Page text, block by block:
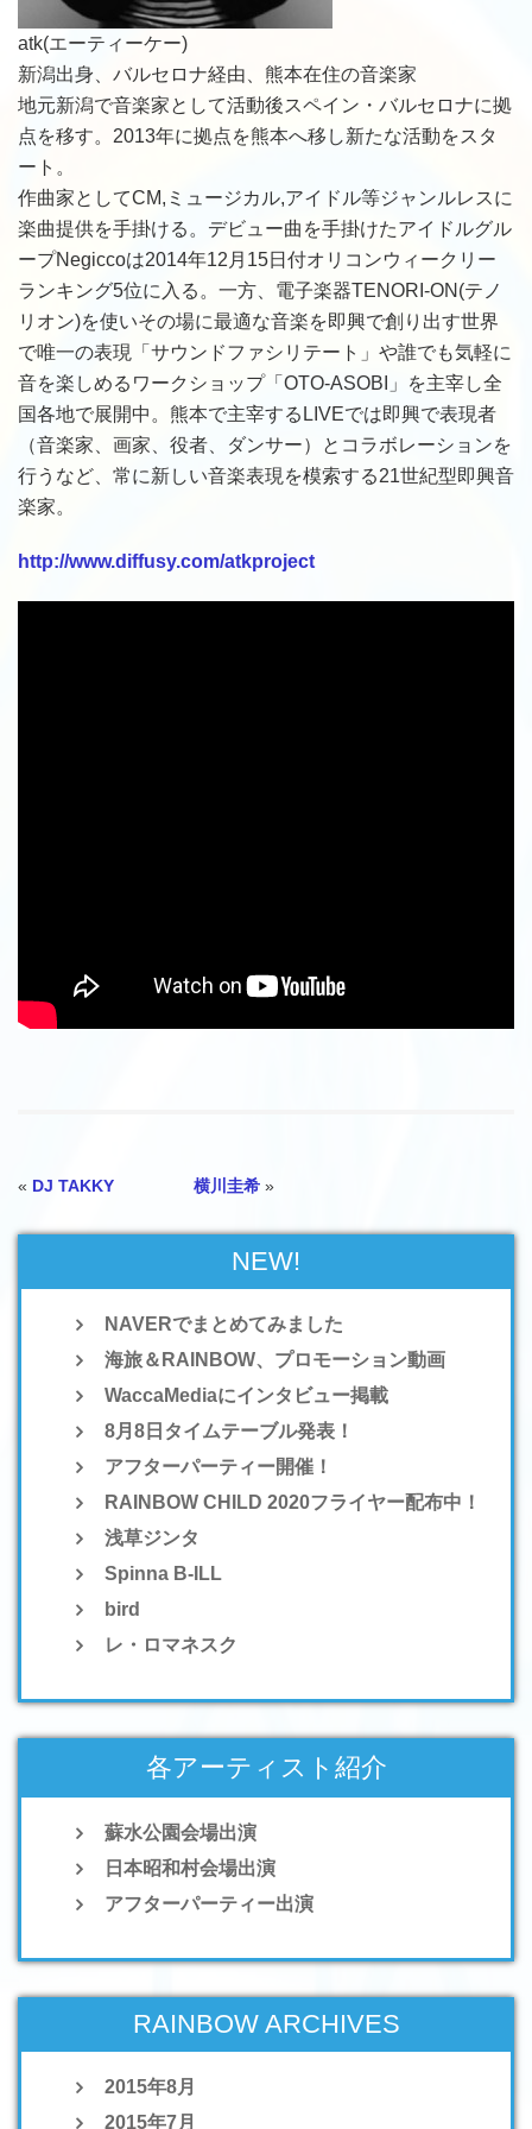
atk(エーティーケー)
新潟出身、バルセロナ経由、熊本在住の音楽家
地元新潟で音楽家として活動後スペイン・バルセロナに拠
点を移す。2013年に拠点を熊本へ移し新たな活動をスタ
ート。
作曲家としてCM,ミュージカル,アイドル等ジャンルレスに
楽曲提供を手掛ける。デビュー曲を手掛けたアイドルグル
ープNegiccoは2014年12月15日付オリコンウィークリー
ランキング5位に入る。一方、電子楽器TENORI-ON(テノ
リオン)を使いその場に最適な音楽を即興で創り出す世界
で唯一の表現「サウンドファシリテート」や誰でも気軽に
音を楽しめるワークショップ「OTO-ASOBI」を主宰し全
国各地で展開中。熊本で主宰するLIVEでは即興で表現者
（音楽家、画家、役者、ダンサー）とコラボレーションを
行うなど、常に新しい音楽表現を模索する21世紀型即興音
楽家。
http://www.diffusy.com/atkproject
« DJ TAKKY 横川圭希»
NEW!
NAVERでまとめてみました
海旅＆RAINBOW、プロモーション動画
WaccaMediaにインタビュー掲載
8月8日タイムテーブル発表！
アフターパーティー開催！
RAINBOW CHILD 2020フライヤー配布中！
浅草ジンタ
Spinna B-ILL
bird
レ・ロマネスク
各アーティスト紹介
蘇水公園会場出演
日本昭和村会場出演
アフターパーティー出演
RAINBOW ARCHIVES
2015年8月
2015年7月